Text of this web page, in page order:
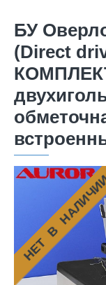
БУ
(Direct
НЕТ В